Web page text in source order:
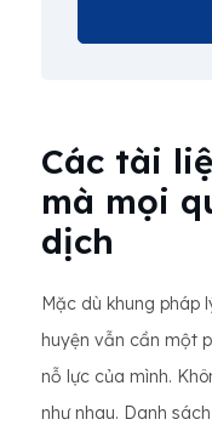
Các tài
mà mọi
dịch
Mặc dù khung pháp
huyện vẫn cần một
nỗ lực của mình.
như nhau. Danh